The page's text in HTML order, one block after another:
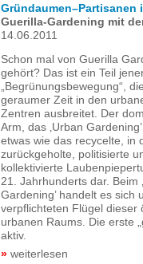
Gründaumen–Partisanen
Guerilla-Gardening mit
14.06.2011
Schon mal von Guerilla
gehört? Das ist ein Teil
„Begrünungsbewegung“,
geraumer Zeit in den
Zentren ausbreitet. Der
Arm, das ‚Urban
etwas wie das recycelte, in
zurückgeholte, politisierte
kollektivierte
21. Jahrhunderts dar. Beim
Gardening’ handelt es sich
verpflichteten Flügel dieser
urbanen Raums. Die erste
aktiv.
weiterlesen